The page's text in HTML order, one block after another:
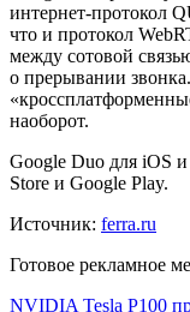
интернет-протокол
что и протокол
между сотовой
о прерывании
наоборот.
Google Duo для iOS
Store и Google Play.
Источник: ferra.ru
Готовое рекламное
NVIDIA Tesla P100